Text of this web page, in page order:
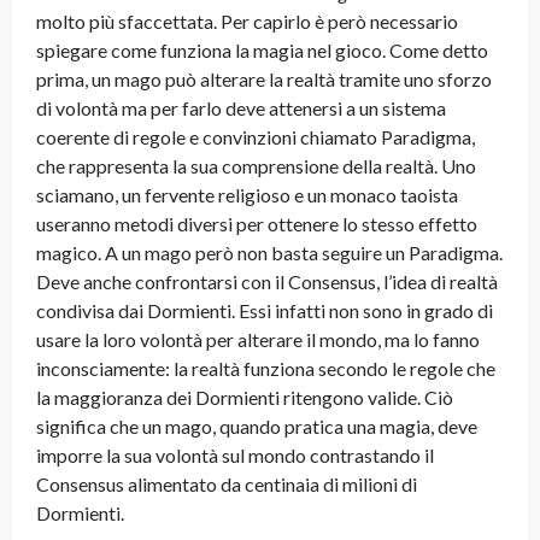
molto più sfaccettata. Per capirlo è però necessario
spiegare come funziona la magia nel gioco. Come detto
prima, un mago può alterare la realtà tramite uno sforzo
di volontà ma per farlo deve attenersi a un sistema
coerente di regole e convinzioni chiamato Paradigma,
che rappresenta la sua comprensione della realtà. Uno
sciamano, un fervente religioso e un monaco taoista
useranno metodi diversi per ottenere lo stesso effetto
magico. A un mago però non basta seguire un Paradigma.
Deve anche confrontarsi con il Consensus, l’idea di realtà
condivisa dai Dormienti. Essi infatti non sono in grado di
usare la loro volontà per alterare il mondo, ma lo fanno
inconsciamente: la realtà funziona secondo le regole che
la maggioranza dei Dormienti ritengono valide. Ciò
significa che un mago, quando pratica una magia, deve
imporre la sua volontà sul mondo contrastando il
Consensus alimentato da centinaia di milioni di
Dormienti.